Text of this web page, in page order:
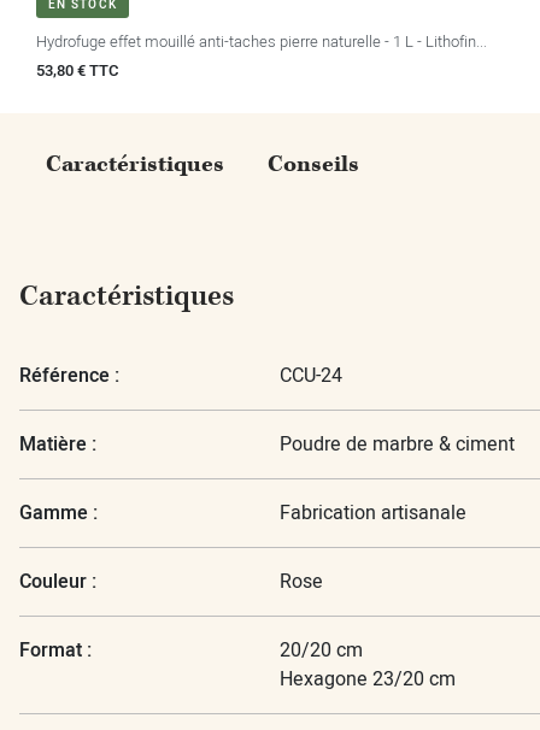
EN STOCK
Hydrofuge effet mouillé anti-taches pierre naturelle - 1 L - Lithofin...
Prix
53,80 € TTC
Caractéristiques Conseils
Caractéristiques
Référence : CCU-24
Matière : Poudre de marbre & ciment
Gamme : Fabrication artisanale
Couleur : Rose
Format :
20/20 cm
Hexagone 23/20 cm